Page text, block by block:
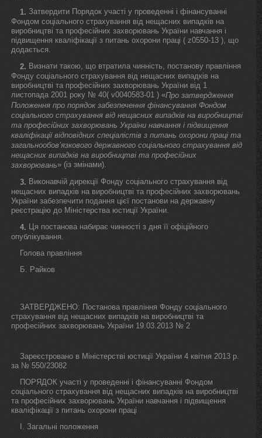
1. Затвердити Порядок участі у проведенні і фінансуванні
Фондом соціального страхування від нещасних випадків на
виробництві та професійних захворювань України навчання і
підвищення кваліфікації з питань охорони праці ( z0550-13 ), що
додається.
2. Визнати такою, що втратила чинність, постанову правління
Фонду соціального страхування від нещасних випадків на
виробництві та професійних захворювань України від 1
листопада 2001 року № 40( v0040583-01 ) «Про затвердження
Положення про порядок забезпечення фінансування Фондом
соціального страхування від нещасних випадків на виробництві
та професійних захворювань України навчання і підвищення
кваліфікації відповідних спеціалістів з питань охорони праці та
загальнообов’язкового державного соціального страхування від
нещасних випадків на виробництві та професійних
захворювань» (із змінами).
3. Виконавчій дирекції Фонду соціального страхування від
нещасних випадків на виробництві та професійних захворювань
України забезпечити подання цієї постанови на державну
реєстрацію до Міністерства юстиції України.
4. Ця постанова набирає чинності з дня її офіційного
опублікування.
Голова правління
Б. Райков
ЗАТВЕРДЖЕНО: Постанова правління Фонду соціального
страхування від нещасних випадків на виробництві та
професійних захворювань України 19.03.2013 № 2
Зареєстровано в Міністерстві юстиції України 4 квітня 2013 р.
за № 550/23082
ПОРЯДОК участі у проведенні і фінансуванні Фондом
соціального страхування від нещасних випадків на виробництві
та професійних захворювань України навчання і підвищення
кваліфікації з питань охорони праці
І. Загальні положення